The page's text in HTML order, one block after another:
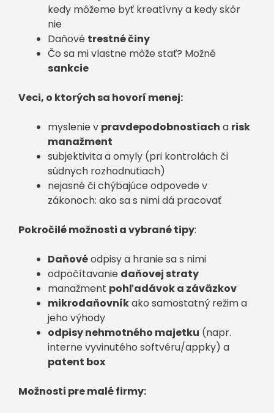
kedy môžeme byť kreatívny a kedy skôr
nie
Daňové trestné činy
Čo sa mi vlastne môže stať? Možné
sankcie
Veci, o ktorých sa hovorí menej:
myslenie v pravdepodobnostiach a risk
manažment
subjektivita a omyly (pri kontrolách či
súdnych rozhodnutiach)
nejasné či chýbajúce odpovede v
zákonoch: ako sa s nimi dá pracovať
Pokročilé možnosti a vybrané tipy:
Daňovéodpisy a hranie sa s nimi
odpočítavanie daňovej straty
manažment pohľadávok a záväzkov
mikrodaňovníkako samostatný režim a
jeho výhody
odpisy nehmotného majetku (napr.
interne vyvinutého softvéru/appky) a
patent box
Možnosti pre malé firmy: